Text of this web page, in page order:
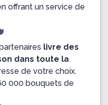
offrant un service de
livre des
dans toute la
de votre choix.
000 bouquets de